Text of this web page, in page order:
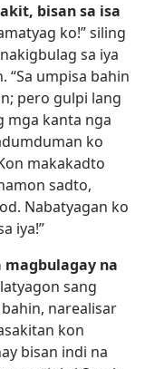
bisan sa isa
ko!” siling
sa iya
“Sa umpisa bahin
pero gulpi lang
mga kanta nga
ko
makakadto
sadto,
Nabatyagan ko
iya!”
magbulagay na
sang
bahin, narealisar
kon
bisan indi na